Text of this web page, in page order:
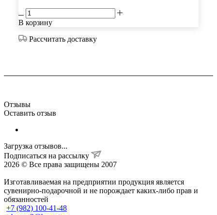
В корзину
Рассчитать доставку
Отзывы
Оставить отзыв
Загрузка отзывов...
Подписаться на рассылку
2026 © Все права защищены 2007
Изготавливаемая на предприятии продукция является
сувенирно-подарочной и не порождает каких-либо прав и
обязанностей
+7 (982) 100-41-48